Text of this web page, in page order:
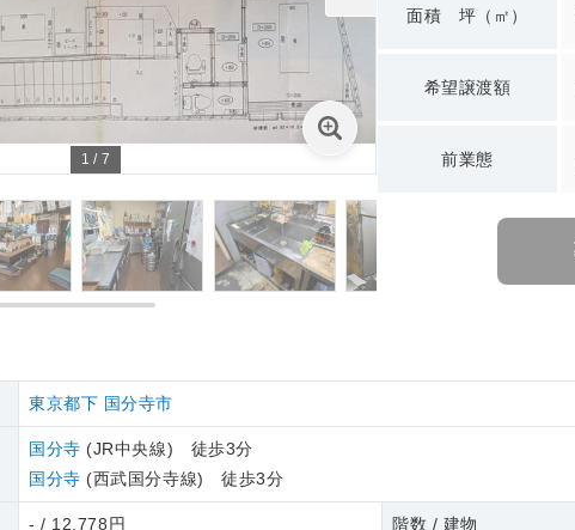
1 / 7
面積 坪（㎡）
希望譲渡額
前業態
東京都下 国分寺市
国分寺 (JR中央線) 徒歩3分
国分寺 (西武国分寺線) 徒歩3分
- / 12,778円 階数 / 建物